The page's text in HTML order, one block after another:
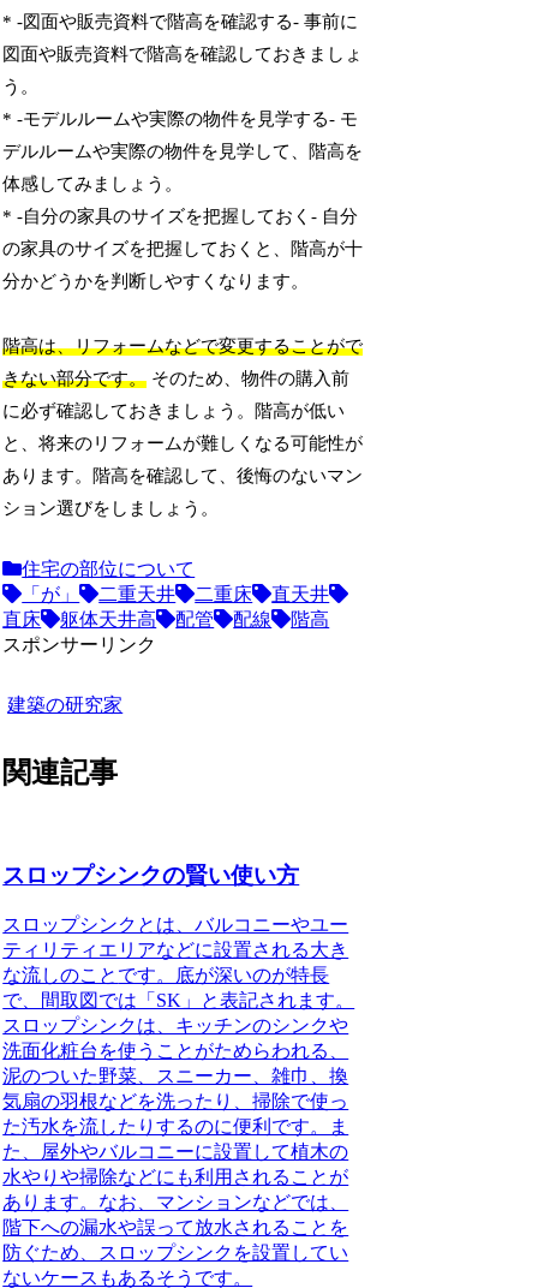
* -図面や販売資料で階高を確認する- 事前に
図面や販売資料で階高を確認しておきましょ
う。
* -モデルルームや実際の物件を見学する- モ
デルルームや実際の物件を見学して、階高を
体感してみましょう。
* -自分の家具のサイズを把握しておく- 自分
の家具のサイズを把握しておくと、階高が十
分かどうかを判断しやすくなります。
階高は、リフォームなどで変更することがで
きない部分です。 そのため、物件の購入前
に必ず確認しておきましょう。階高が低い
と、将来のリフォームが難しくなる可能性が
あります。階高を確認して、後悔のないマン
ション選びをしましょう。
住宅の部位について
「が」
二重天井 二重床
直天井
直床
躯体天井高 配管 配線
階高
スポンサーリンク
建築の研究家
関連記事
スロップシンクの賢い使い方
スロップシンクとは、バルコニーやユー
ティリティエリアなどに設置される大き
な流しのこと です。底が深いのが特長
で、間取図では「SK」と表記されます。
スロップシンクは、キッチンのシンクや
洗面化粧台を使うことがためらわれる、
泥のついた野菜、スニーカー、雑巾、換
気扇の羽根などを洗ったり、掃除で使っ
た汚水を流したりするのに便利です。ま
た、屋外やバルコニーに設置して植木の
水やりや掃除などにも利用されることが
あります。なお、マンションなどでは、
階下への漏水や誤って放水されることを
防ぐため、スロップシンクを設置してい
ないケースもあるそうです。